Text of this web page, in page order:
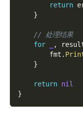
return
}
// 处理结果
for
,
        fmt
.
}
return nil
}